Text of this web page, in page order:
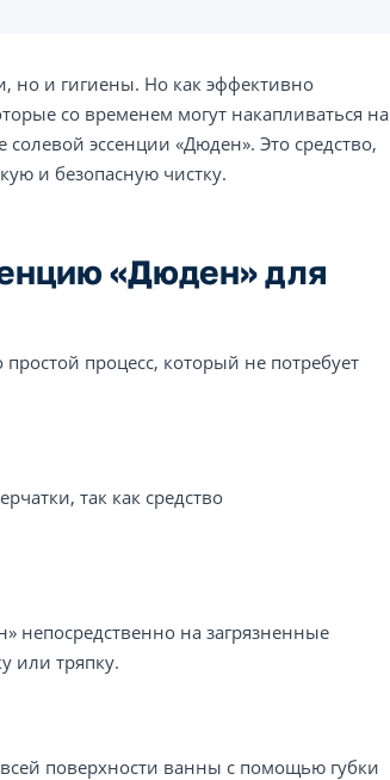
но и гигиены. Но как эффективно
со временем могут накапливаться на
эссенции «Дюден». Это средство,
и безопасную чистку.
«Дюден» для
процесс, который не потребует
так как средство
непосредственно на загрязненные
или тряпку.
поверхности ванны с помощью губки